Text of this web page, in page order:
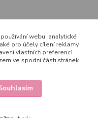
webu, analytické
pro účely cílení reklamy
vlastních preferencí
ve spodní části stránek.